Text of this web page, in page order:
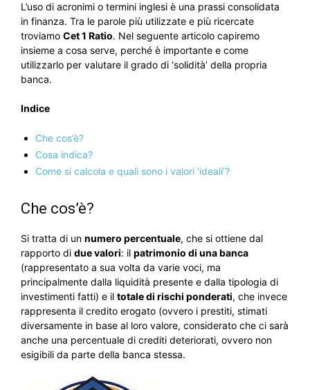
L’uso di acronimi o termini inglesi è una prassi consolidata
in finanza. Tra le parole più utilizzate e più ricercate
troviamo Cet 1 Ratio. Nel seguente articolo capiremo
insieme a cosa serve, perché è importante e come
utilizzarlo per valutare il grado di ‘solidità’ della propria
banca.
Indice
Che cos’è?
Cosa indica?
Come si calcola e quali sono i valori ‘ideali’?
Che cos’è?
Si tratta di un numero percentuale, che si ottiene dal
rapporto di due valori: il patrimonio di una banca
(rappresentato a sua volta da varie voci, ma
principalmente dalla liquidità presente e dalla tipologia di
investimenti fatti) e il totale di rischi ponderati, che invece
rappresenta il credito erogato (ovvero i prestiti, stimati
diversamente in base al loro valore, considerato che ci sarà
anche una percentuale di crediti deteriorati, ovvero non
esigibili da parte della banca stessa.